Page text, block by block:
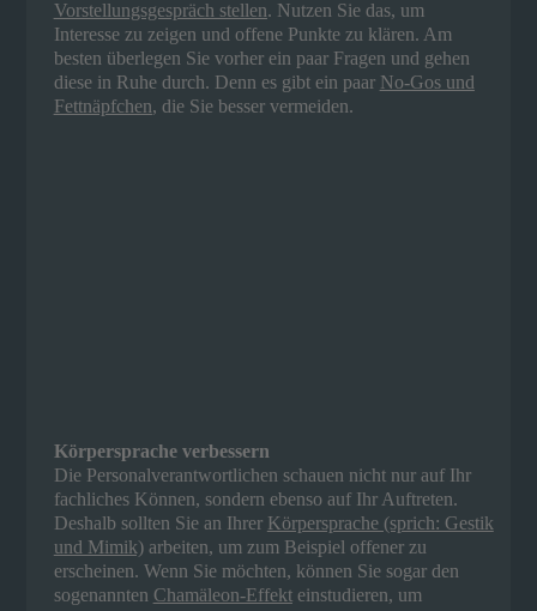
Vorstellungsgespräch stellen. Nutzen Sie das, um
Interesse zu zeigen und offene Punkte zu klären. Am
besten überlegen Sie vorher ein paar Fragen und gehen
diese in Ruhe durch. Denn es gibt ein paar No-Gos und
Fettnäpfchen, die Sie besser vermeiden.
Körpersprache verbessern
Die Personalverantwortlichen schauen nicht nur auf Ihr
fachliches Können, sondern ebenso auf Ihr Auftreten.
Deshalb sollten Sie an Ihrer Körpersprache (sprich: Gestik
und Mimik)arbeiten, um zum Beispiel offener zu
erscheinen. Wenn Sie möchten, können Sie sogar den
sogenannten Chamäleon-Effekteinstudieren, um